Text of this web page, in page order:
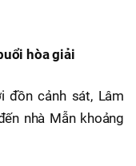
hòa giải
đồn cảnh sát, Lâm
nhà Mẫn khoảng